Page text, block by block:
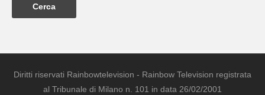
Diritti riservati Rainbowtelevision - Rainbow Television registrata
al Tribunale di Milano n. 101 in data 26/02/2001